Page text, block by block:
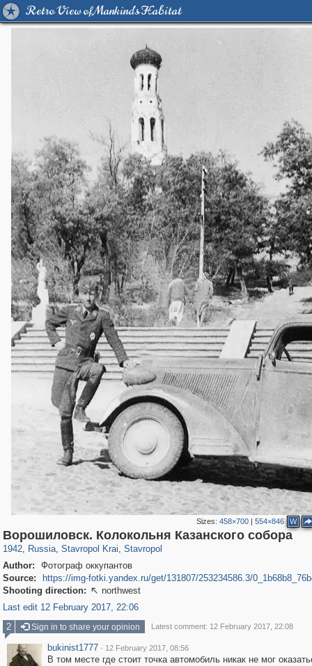
Retro View of Mankind's Habitat
Sizes:458×700 |554×846 W
Ворошиловск. Колокольня Казанского собора
1942, Russia
1,406,849 29,243
, Stavropol Krai
11,845 159
, Stavropol
1,576 17
Author:
Фотограф оккупантов
Source:
https://img-fotki.yandex.ru/get/131807/253234586.3/
Shooting direction:  northwest
Last edit 12 February 2017, 22:06
2
Sign in to share your opinion Latest comment: 12 February 2017, 22:08
bukinist1777 · 12 February 2017, 08:56
В том месте где стоит точка автомобиль никак не мог